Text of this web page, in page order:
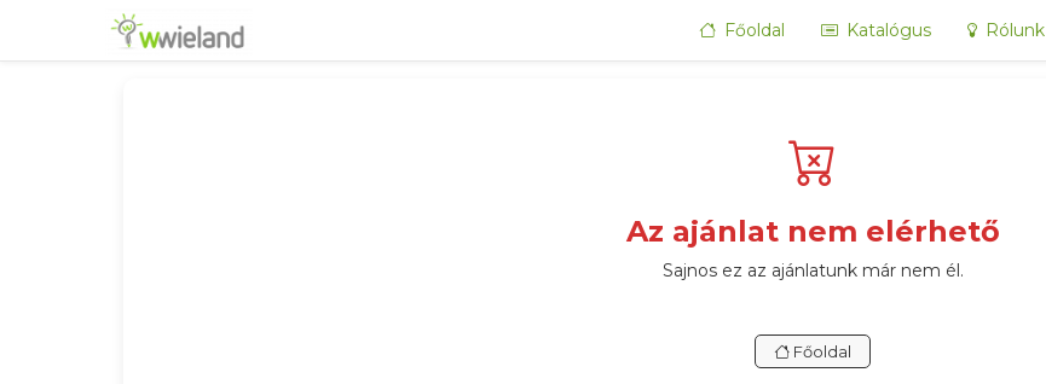
Főoldal Katalógus Rólunk
Az ajánlat nem elérhető
Sajnos ez az ajánlatunk már nem él.
Főoldal